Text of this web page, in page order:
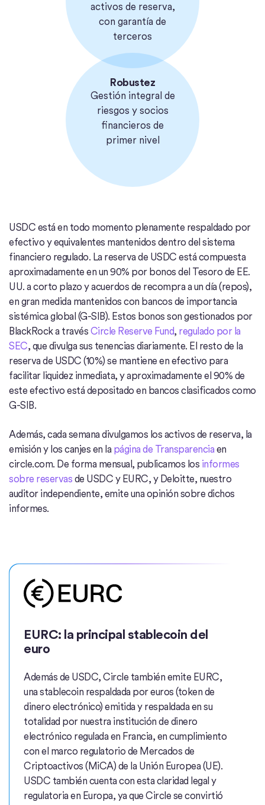
activos de reserva,
con garantía de
terceros
Robustez
Gestión integral de
riesgos y socios
financieros de
primer nivel
USDC está en todo momento plenamente respaldado por
efectivo y equivalentes mantenidos dentro del sistema
financiero regulado. La reserva de USDC está compuesta
aproximadamente en un 90% por bonos del Tesoro de EE.
UU. a corto plazo y acuerdos de recompra a un día (repos),
en gran medida mantenidos con bancos de importancia
sistémica global (G-SIB). Estos bonos son gestionados por
BlackRock a través Circle Reserve Fund, regulado por la
SEC, que divulga sus tenencias diariamente. El resto de la
reserva de USDC (10%) se mantiene en efectivo para
facilitar liquidez inmediata, y aproximadamente el 90% de
este efectivo está depositado en bancos clasificados como
G-SIB.
Además, cada semana divulgamos los activos de reserva, la
emisión y los canjes en la página de Transparencia en
circle.com. De forma mensual, publicamos los informes
sobre reservas de USDC y EURC, y Deloitte, nuestro
auditor independiente, emite una opinión sobre dichos
informes.
EURC: la principal stablecoin del
euro
Además de USDC, Circle también emite EURC,
una stablecoin respaldada por euros (token de
dinero electrónico) emitida y respaldada en su
totalidad por nuestra institución de dinero
electrónico regulada en Francia, en cumplimiento
con el marco regulatorio de Mercados de
Criptoactivos (MiCA) de la Unión Europea (UE).
USDC también cuenta con esta claridad legal y
regulatoria en Europa, ya que Circle se convirtió